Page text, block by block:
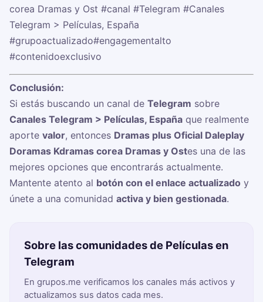
corea Dramas y Ost #canal #Telegram #Canales
Telegram > Películas, España
#grupoactualizado#engagementalto
#contenidoexclusivo
Conclusión:
Si estás buscando un canal de Telegram sobre
Canales Telegram > Películas, España que realmente
aporte valor, entonces Dramas plus Oficial Daleplay
Doramas Kdramas corea Dramas y Ostes una de las
mejores opciones que encontrarás actualmente.
Mantente atento al botón con el enlace actualizado y
únete a una comunidad activa y bien gestionada.
Sobre las comunidades de Películas en
Telegram
En grupos.me verificamos los canales más activos y
actualizamos sus datos cada mes.